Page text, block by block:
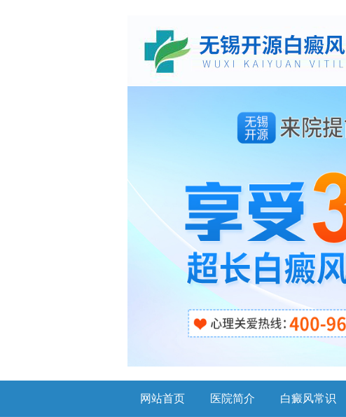
网站首页 医院简介 白癜风常识